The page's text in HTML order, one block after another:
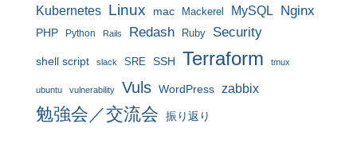
Kubernetes Linux mac Mackerel MySQL Nginx
PHP Python Rails Redash Ruby Security
shell script slack SRE SSH Terraform tmux
ubuntu vulnerability Vuls WordPress zabbix
勉強会／交流会 振り返り